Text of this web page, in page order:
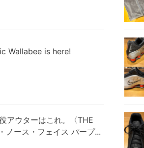
Wallabee is here!
アウターはこれ。〈THE
ノース・フェイス パープ...